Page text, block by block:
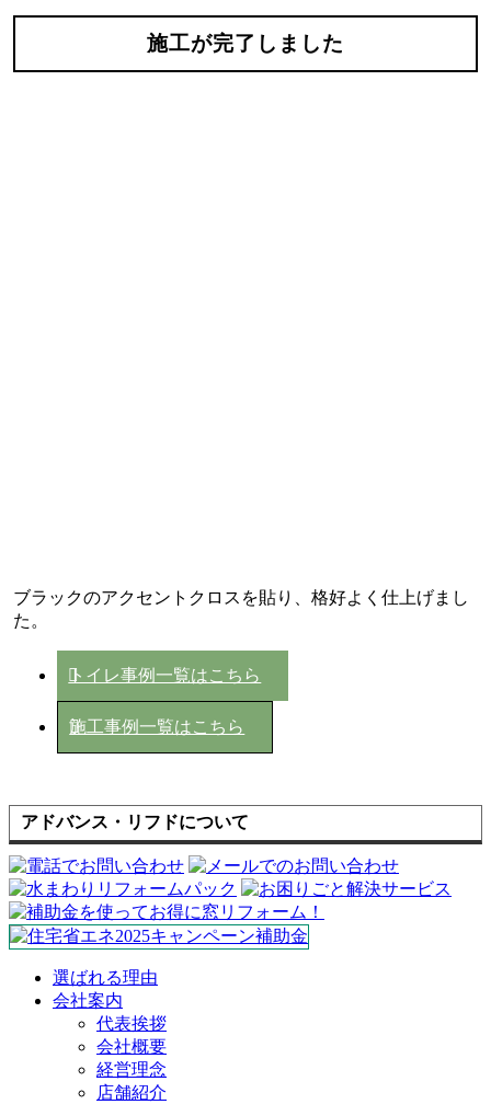
施工が完了しました
ブラックのアクセントクロスを貼り、格好よく仕上げまし
た。
トイレ事例一覧はこちら
施工事例一覧はこちら
アドバンス・リフドについて
選ばれる理由
会社案内
代表挨拶
会社概要
経営理念
店舗紹介